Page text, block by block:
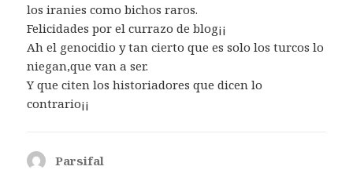
los iranies como bichos raros.
Felicidades por el currazo de blog¡¡
Ah el genocidio y tan cierto que es solo los turcos lo
niegan,que van a ser.
Y que citen los historiadores que dicen lo
contrario¡¡
Parsifal